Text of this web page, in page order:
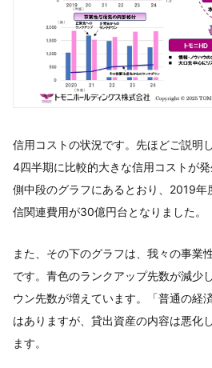
信用コストの状況です。先ほどご説明
4四半期に比較的大きな信用コストが
側中段のグラフにあるとおり、2019年
信関連費用が30億円台となりました。
また、その下のグラフは、我々の事業
です。青色のランクアップ先数が減少
ウン先数が増えています。「普通の経
はありますが、貸出資産の内容は悪化
ます。